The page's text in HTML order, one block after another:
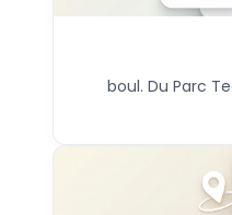
1405, boul. Du